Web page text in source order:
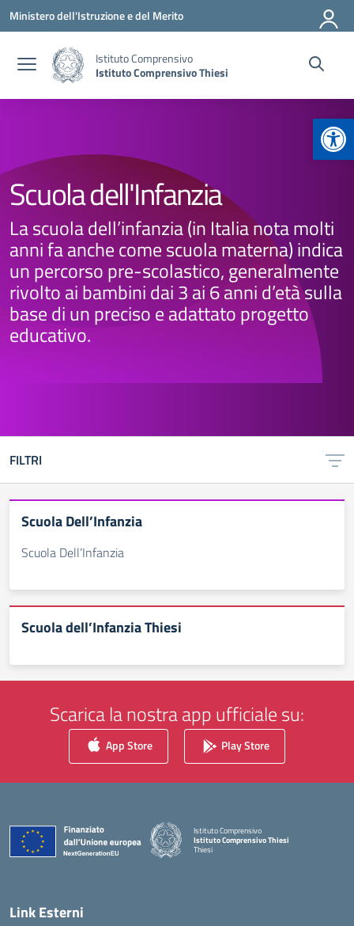
Vai ai contenuti
Vai al menu di navigazione
Vai al footer
Ministero dell'Istruzione e del Merito
Istituto Comprensivo
Istituto Comprensivo Thiesi
Scuola dell'Infanzia
La scuola dell’infanzia (in Italia nota molti
anni fa anche come scuola materna) indica
un percorso pre-scolastico, generalmente
rivolto ai bambini dai 3 ai 6 anni d’età sulla
base di un preciso e adattato progetto
educativo.
FILTRI
Scuola Dell’Infanzia
Scuola Dell’Infanzia
Scuola dell’Infanzia Thiesi
Scarica la nostra app ufficiale su:
App Store Play Store
Istituto Comprensivo
Istituto Comprensivo Thiesi
Thiesi
Link Esterni